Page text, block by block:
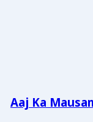
Aaj Ka